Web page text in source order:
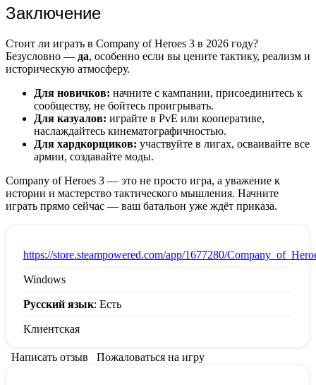
Заключение
Стоит ли играть в Company of Heroes 3 в 2026 году?
Безусловно — да, особенно если вы цените тактику, реализм и
историческую атмосферу.
Для новичков: начните с кампании, присоединитесь к
сообществу, не бойтесь проигрывать.
Для казуалов: играйте в PvE или кооперативе,
наслаждайтесь кинематографичностью.
Для хардкорщиков: участвуйте в лигах, осваивайте все
армии, создавайте моды.
Company of Heroes 3 — это не просто игра, а уважение к
истории и мастерство тактического мышления. Начните
играть прямо сейчас — ваш батальон уже ждёт приказа.
https://store.steampowered.com/app/1677280/
Windows
Русский язык: Есть
Клиентская
Написать отзыв Пожаловаться на игру